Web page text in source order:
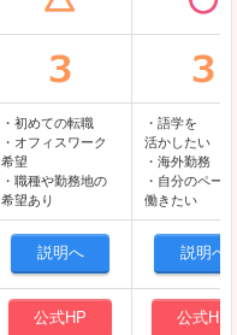
・初めての転職
・オフィスワーク
希望
・職種や勤務地の
希望あり
・語学を
活かしたい
・海外勤務
・自分のペー
働きたい
説明へ 説明へ
公式HP 公式HP